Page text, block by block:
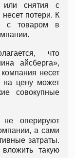
или снятия с
несет потери. К
с товаром в
что
айсберга»,
несет
на цену может
совокупные
не оперируют
а сами
затраты.
такую